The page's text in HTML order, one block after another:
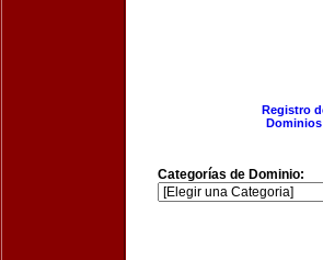
Registro
Categorías de Dominio: